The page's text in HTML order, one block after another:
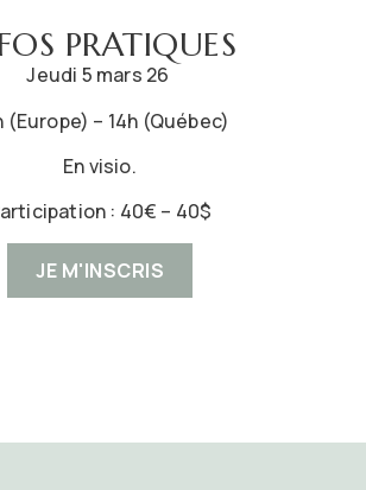
PRATIQUES
Jeudi 5 mars 26
(Europe) – 14h (Québec)
En visio.
: 40€ – 40$
JE M'INSCRIS